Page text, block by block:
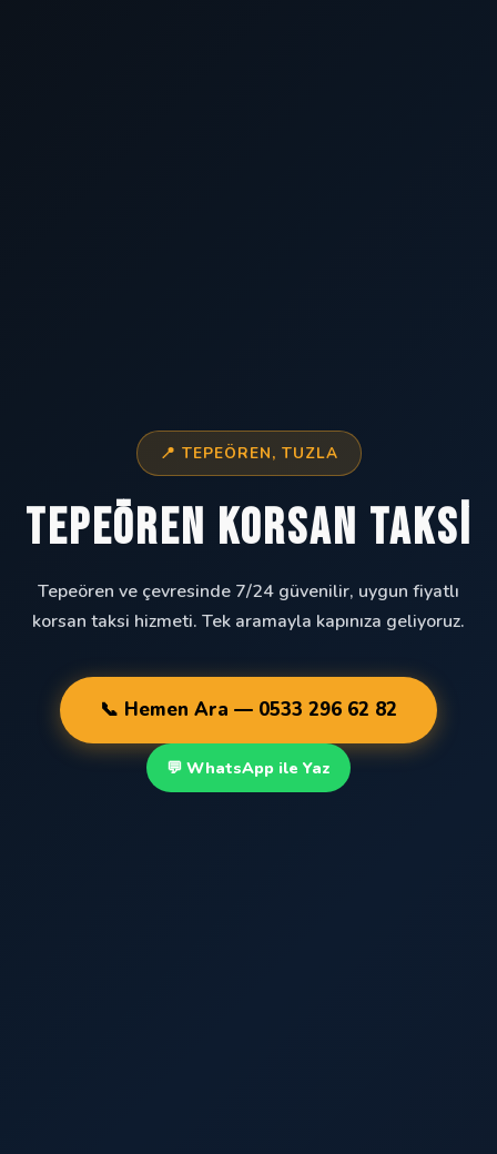
📍 TEPEÖREN, TUZLA
Tepeören Korsan Taksi
Tepeören ve çevresinde 7/24 güvenilir, uygun fiyatlı
korsan taksi hizmeti. Tek aramayla kapınıza geliyoruz.
📞 Hemen Ara — 0533 296 62 82
💬 WhatsApp ile Yaz